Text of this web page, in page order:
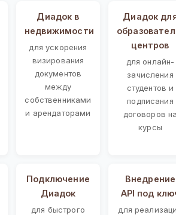
Диадок в
недвижимости
для ускорения
визирования
документов
между
собственниками
и арендаторами
Диадок
центров
для онлайн-
зачисления
студентов и
подписания
договоров на
курсы
Подключение
Диадок
для быстрого
Внедрение
API под
для